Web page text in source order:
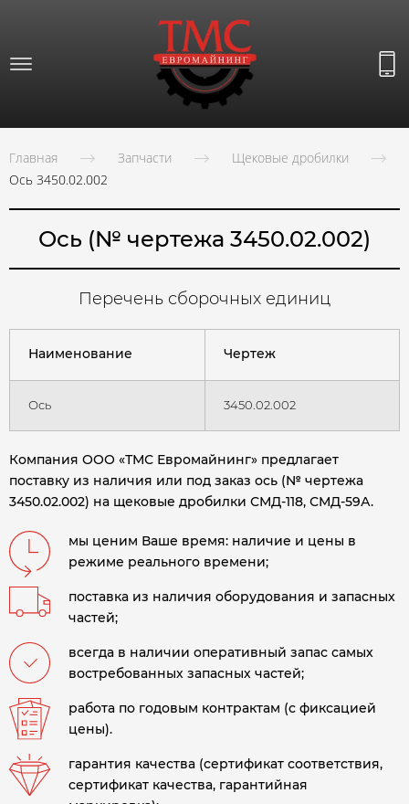
Главная Запчасти
Щековые дробилки
Ось 3450.02.002
Ось (№ чертежа 3450.02.002)
Перечень сборочных единиц
Наименование Чертеж
Ось 3450.02.002
Компания ООО «ТМС Евромайнинг» предлагает
поставку из наличия или под заказ ось (№ чертежа
3450.02.002) на щековые дробилки СМД-118, СМД-59А.
мы ценим Ваше время: наличие и цены в
режиме реального времени;
поставка из наличия оборудования и запасных
частей;
всегда в наличии оперативный запас самых
востребованных запасных частей;
работа по годовым контрактам (с фиксацией
цены).
гарантия качества (сертификат соответствия,
сертификат качества, гарантийная